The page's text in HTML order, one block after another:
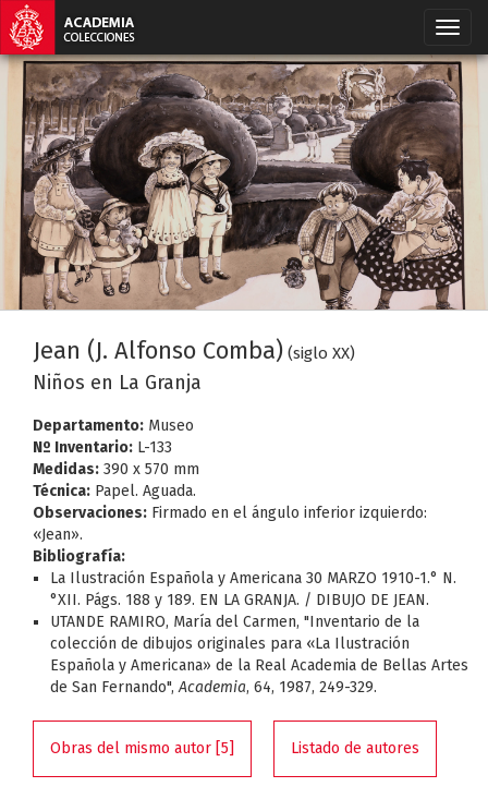
Jean (J. Alfonso Comba) (siglo XX)
Niños en La Granja
Departamento: Museo
Nº Inventario: L-133
Medidas: 390 x 570 mm
Técnica: Papel. Aguada.
Observaciones: Firmado en el ángulo inferior izquierdo:
«Jean».
Bibliografía:
La Ilustración Española y Americana 30 MARZO 1910-1.° N.
°XII. Págs. 188 y 189. EN LA GRANJA. / DIBUJO DE JEAN.
UTANDE RAMIRO, María del Carmen, "Inventario de la
colección de dibujos originales para «La Ilustración
Española y Americana» de la Real Academia de Bellas Artes
de San Fernando",Academia, 64, 1987, 249-329.
Obras del mismo autor [5] Listado de autores